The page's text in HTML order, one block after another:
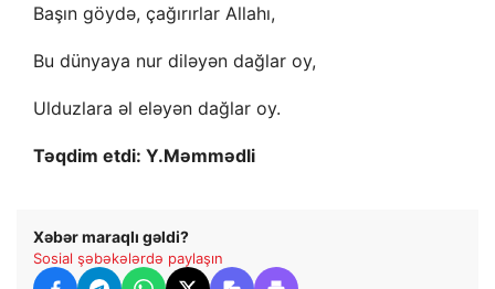
Başın göydə, çağırırlar Allahı,
Bu dünyaya nur diləyən dağlar oy,
Ulduzlara əl eləyən dağlar oy.
Təqdim etdi: Y.Məmmədli
Xəbər maraqlı gəldi?
Sosial şəbəkələrdə paylaşın